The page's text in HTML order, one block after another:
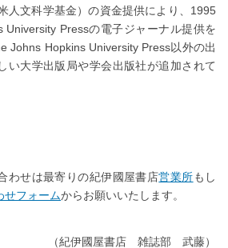
人文科学基金）の資金提供により、1995
University Pressの電子ジャーナル提供を
Johns Hopkins University Press以外の出
い大学出版局や学会出版社が追加されて
わせは最寄りの紀伊國屋書店営業所もし
せフォームからお願いいたします。
（紀伊國屋書店 雑誌部 武藤）